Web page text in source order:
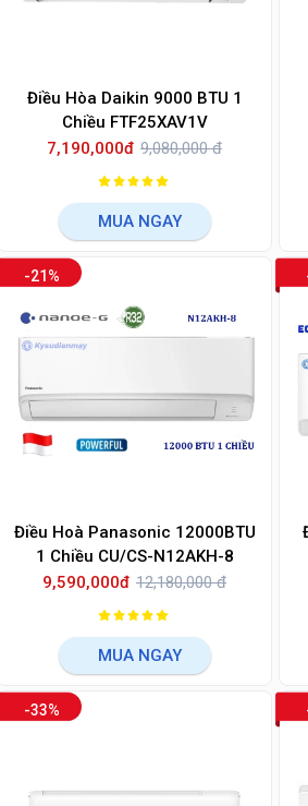
Điều Hòa Daikin 9000 BTU 1
Chiều FTF25XAV1V
7,190,000đ 9,080,000 đ
MUA NGAY
Điều Hoà Panasonic 12000BTU
1 Chiều CU/CS-N12AKH-8
9,590,000đ 12,180,000 đ
-21%
MUA NGAY
-33%